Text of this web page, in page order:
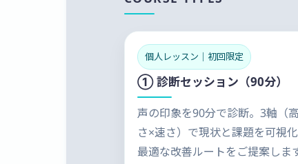
個人レッスン｜初回限定
① 診断セッション（90分）
声の印象を90分で診断。3軸（
さ×速さ）で現状と課題を可視化
最適な改善ルートをご提案します